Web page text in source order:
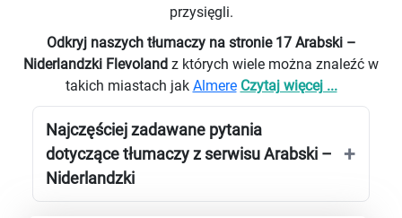
przysięgli.
Odkryj naszych tłumaczy na stronie 17 Arabski –
Niderlandzki Flevoland z których wiele można znaleźć w
takich miastach jak Almere Czytaj więcej ...
Najczęściej zadawane pytania
dotyczące tłumaczy z serwisu Arabski –
Niderlandzki